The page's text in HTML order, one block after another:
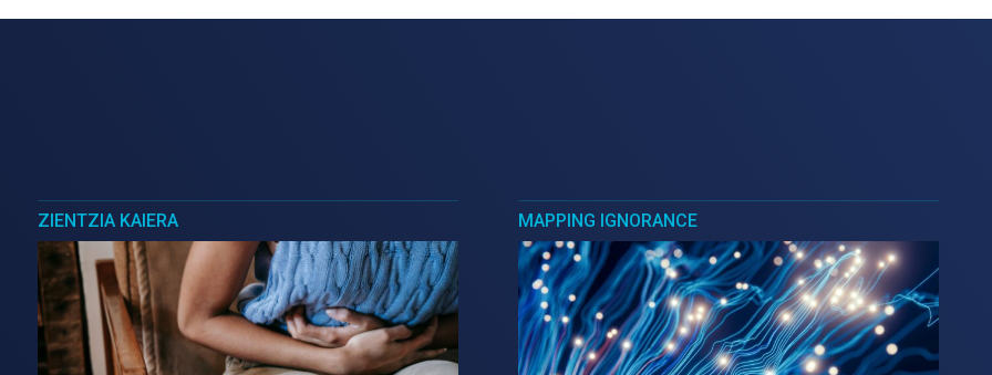
ZIENTZIA KAIERA MAPPING IGNORANCE